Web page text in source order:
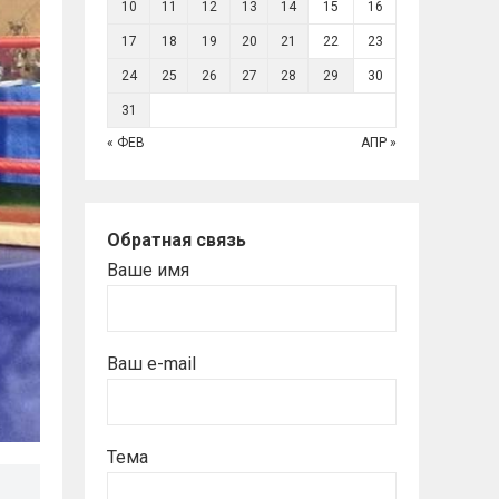
10 11 12 13 14 15 16
17 18 19 20 21 22 23
24 25 26 27 28 29 30
31
« ФЕВ АПР »
Обратная связь
Ваше имя
Ваш e-mail
Тема